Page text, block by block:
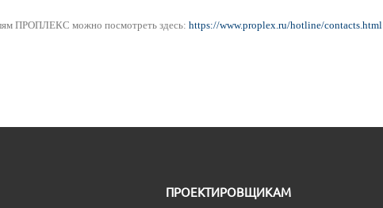
ПРОПЛЕКС можно посмотреть здесь: https://www.proplex.ru/hotline/contacts.html
ПРОЕКТИРОВЩИКАМ